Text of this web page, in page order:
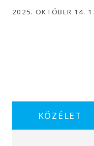
2025. OKTÓBER 14.
KÖZÉLET